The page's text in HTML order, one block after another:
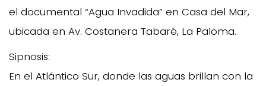
el documental “Agua Invadida” en Casa del Mar,
ubicada en Av. Costanera Tabaré, La Paloma.
Sipnosis:
En el Atlántico Sur, donde las aguas brillan con la